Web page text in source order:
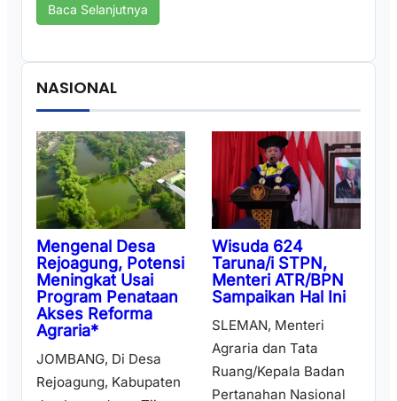
Baca Selanjutnya
NASIONAL
Mengenal Desa
Rejoagung, Potensi
Meningkat Usai
Program Penataan
Akses Reforma
Agraria*
JOMBANG, Di Desa
Rejoagung, Kabupaten
Wisuda 624
Taruna/i STPN,
Menteri ATR/BPN
Sampaikan Hal Ini
SLEMAN, Menteri
Agraria dan Tata
Ruang/Kepala Badan
Pertanahan Nasional